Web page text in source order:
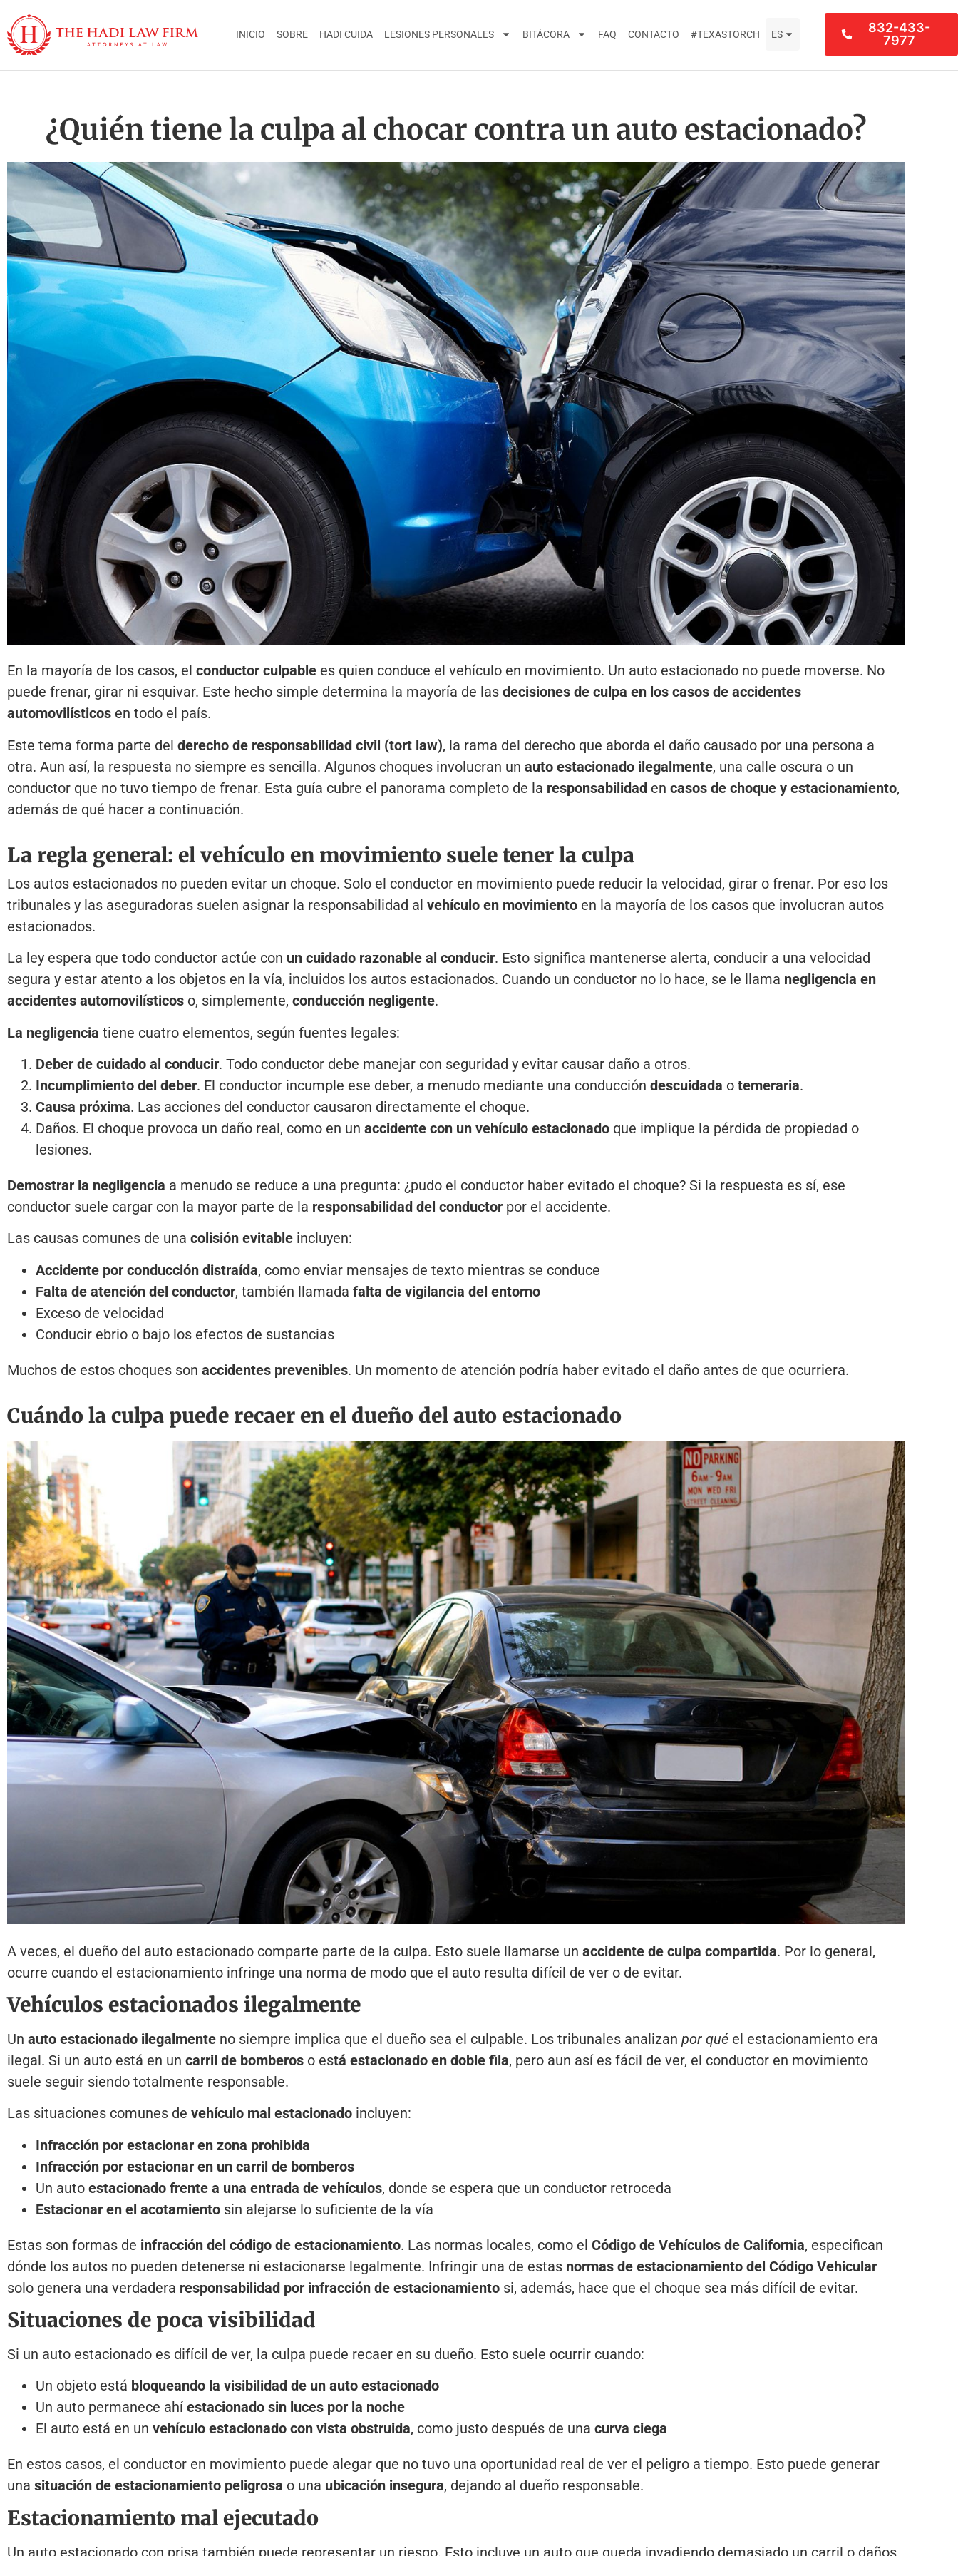
INICIO SOBRE HADI CUIDA LESIONES PERSONALES BITÁCORA FAQ CONTACTO #TEXASTORCH ES
832-433-
7977
¿Quién tiene la culpa al chocar contra un auto estacionado?
En la mayoría de los casos, el conductor culpable es quien conduce el vehículo en movimiento. Un auto estacionado no puede moverse. No
puede frenar, girar ni esquivar. Este hecho simple determina la mayoría de las decisiones de culpa en los casos de accidentes
automovilísticos en todo el país.
Este tema forma parte del derecho de responsabilidad civil (tort law), la rama del derecho que aborda el daño causado por una persona a
otra. Aun así, la respuesta no siempre es sencilla. Algunos choques involucran un auto estacionado ilegalmente, una calle oscura o un
conductor que no tuvo tiempo de frenar. Esta guía cubre el panorama completo de la responsabilidad en casos de choque y estacionamiento,
además de qué hacer a continuación.
La regla general: el vehículo en movimiento suele tener la culpa
Los autos estacionados no pueden evitar un choque. Solo el conductor en movimiento puede reducir la velocidad, girar o frenar. Por eso los
tribunales y las aseguradoras suelen asignar la responsabilidad al vehículo en movimiento en la mayoría de los casos que involucran autos
estacionados.
La ley espera que todo conductor actúe con un cuidado razonable al conducir. Esto significa mantenerse alerta, conducir a una velocidad
segura y estar atento a los objetos en la vía, incluidos los autos estacionados. Cuando un conductor no lo hace, se le llama negligencia en
accidentes automovilísticos o, simplemente, conducción negligente.
La negligencia tiene cuatro elementos, según fuentes legales:
Deber de cuidado al conducir. Todo conductor debe manejar con seguridad y evitar causar daño a otros.
Incumplimiento del deber. El conductor incumple ese deber, a menudo mediante una conducción descuidada o temeraria.
Causa próxima. Las acciones del conductor causaron directamente el choque.
Daños. El choque provoca un daño real, como en un accidente con un vehículo estacionado que implique la pérdida de propiedad o
lesiones.
Demostrar la negligencia a menudo se reduce a una pregunta: ¿pudo el conductor haber evitado el choque? Si la respuesta es sí, ese
conductor suele cargar con la mayor parte de la responsabilidad del conductor por el accidente.
Las causas comunes de una colisión evitable incluyen:
Accidente por conducción distraída, como enviar mensajes de texto mientras se conduce
Falta de atención del conductor, también llamada falta de vigilancia del entorno
Exceso de velocidad
Conducir ebrio o bajo los efectos de sustancias
Muchos de estos choques son accidentes prevenibles. Un momento de atención podría haber evitado el daño antes de que ocurriera.
Cuándo la culpa puede recaer en el dueño del auto estacionado
A veces, el dueño del auto estacionado comparte parte de la culpa. Esto suele llamarse un accidente de culpa compartida. Por lo general,
ocurre cuando el estacionamiento infringe una norma de modo que el auto resulta difícil de ver o de evitar.
Vehículos estacionados ilegalmente
Un auto estacionado ilegalmente no siempre implica que el dueño sea el culpable. Los tribunales analizan por qué el estacionamiento era
ilegal. Si un auto está en un carril de bomberos o está estacionado en doble fila, pero aun así es fácil de ver, el conductor en movimiento
suele seguir siendo totalmente responsable.
Las situaciones comunes de vehículo mal estacionado incluyen:
Infracción por estacionar en zona prohibida
Infracción por estacionar en un carril de bomberos
Un auto estacionado frente a una entrada de vehículos, donde se espera que un conductor retroceda
Estacionar en el acotamiento sin alejarse lo suficiente de la vía
Estas son formas de infracción del código de estacionamiento. Las normas locales, como el Código de Vehículos de California, especifican
dónde los autos no pueden detenerse ni estacionarse legalmente. Infringir una de estas normas de estacionamiento del Código Vehicular
solo genera una verdadera responsabilidad por infracción de estacionamiento si, además, hace que el choque sea más difícil de evitar.
Situaciones de poca visibilidad
Si un auto estacionado es difícil de ver, la culpa puede recaer en su dueño. Esto suele ocurrir cuando:
Un objeto está bloqueando la visibilidad de un auto estacionado
Un auto permanece ahí estacionado sin luces por la noche
El auto está en un vehículo estacionado con vista obstruida, como justo después de una curva ciega
En estos casos, el conductor en movimiento puede alegar que no tuvo una oportunidad real de ver el peligro a tiempo. Esto puede generar
una situación de estacionamiento peligrosa o una ubicación insegura, dejando al dueño responsable.
Estacionamiento mal ejecutado
Un auto estacionado con prisa también puede representar un riesgo. Esto incluye un auto que queda invadiendo demasiado un carril o daños